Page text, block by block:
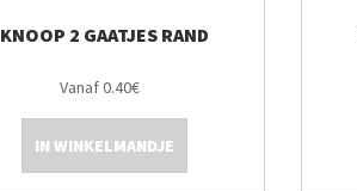
KNOOP 2 GAATJES RAND
Vanaf 0.40€
IN WINKELMANDJE